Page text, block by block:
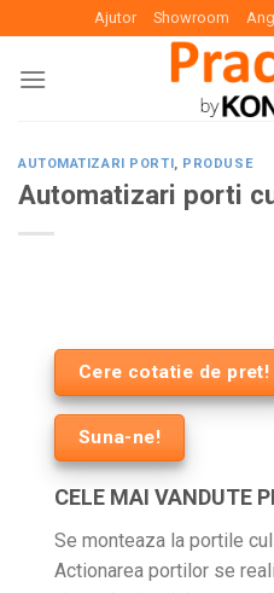
content
Ajutor Showroom
AUTOMATIZARI PORTI, PRODUSE
Automatizari porti
Cere cotatie de pret!
Suna-ne!
CELE MAI VANDUTE
Se monteaza la portile
Actionarea portilor se